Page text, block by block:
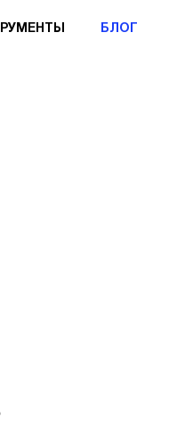
БЛОГ